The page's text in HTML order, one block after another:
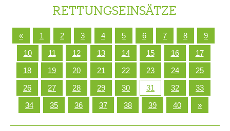
RETTUNGSEINSÄTZE
« 1 2 3 4 5 6 7 8
9
10
11 12 13 14 15 16
17
18
19 20 21 22 23 24
25
26
27 28 29 30 31 32
33
34
35 36 37 38 39 40 »